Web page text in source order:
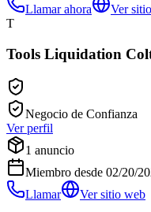
Llamar ahora
Ver
T
Tools Liquidation
Negocio de Confianza
Ver perfil
1 anuncio
Miembro desde 02/20/
Llamar
Ver sitio web